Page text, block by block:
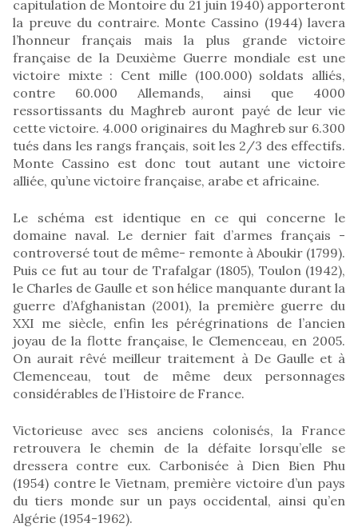
capitulation de Montoire du 21 juin 1940) apporteront
la preuve du contraire. Monte Cassino (1944) lavera
l’honneur français mais la plus grande victoire
française de la Deuxième Guerre mondiale est une
victoire mixte : Cent mille (100.000) soldats alliés,
contre 60.000 Allemands, ainsi que 4000
ressortissants du Maghreb auront payé de leur vie
cette victoire. 4.000 originaires du Maghreb sur 6.300
tués dans les rangs français, soit les 2/3 des effectifs.
Monte Cassino est donc tout autant une victoire
alliée, qu’une victoire française, arabe et africaine.
Le schéma est identique en ce qui concerne le
domaine naval. Le dernier fait d’armes français -
controversé tout de même- remonte à Aboukir (1799).
Puis ce fut au tour de Trafalgar (1805), Toulon (1942),
le Charles de Gaulle et son hélice manquante durant la
guerre d’Afghanistan (2001), la première guerre du
XXI me siècle, enfin les pérégrinations de l’ancien
joyau de la flotte française, le Clemenceau, en 2005.
On aurait rêvé meilleur traitement à De Gaulle et à
Clemenceau, tout de même deux personnages
considérables de l’Histoire de France.
Victorieuse avec ses anciens colonisés, la France
retrouvera le chemin de la défaite lorsqu’elle se
dressera contre eux. Carbonisée à Dien Bien Phu
(1954) contre le Vietnam, première victoire d’un pays
du tiers monde sur un pays occidental, ainsi qu’en
Algérie (1954-1962).